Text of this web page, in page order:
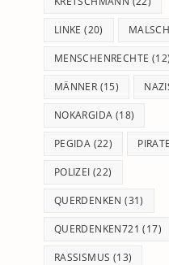
LINKE (20) MALSCH
MENSCHENRECHTE (12)
MÄNNER (15)
NOKARGIDA (18)
PEGIDA (22)
POLIZEI (22)
QUERDENKEN (31)
QUERDENKEN721 (17)
RASSISMUS (13)